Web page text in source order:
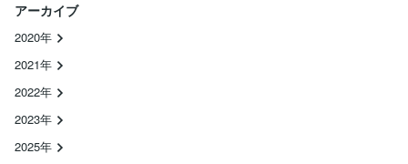
アーカイブ
2020年
2021年
2022年
2023年
2025年